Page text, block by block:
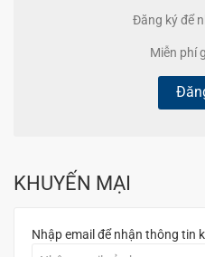
Đăng ký để
Miễn phí
KHUYẾN MẠI
Nhập email để nhận thông tin